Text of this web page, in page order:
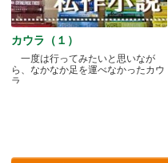
カウラ（１）
一度は行ってみたいと思いなが
ら、なかなか足を運べなかったカウ
ラ.....